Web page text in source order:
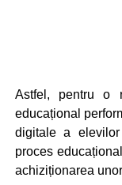
Astfel, pentru o
educațional
digitale a
proces
achiziționarea